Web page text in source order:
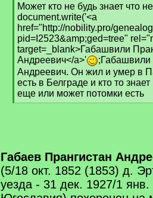
[
q
]
Может кто не будь знает что
document.write('<a
href="http://nobility.pro/
pid=I2523&amp;ged=tree"
target=_blank>Габашвили
Андреевич</a>'
;Габашвили
Андреевич. Он жил и умер в
есть в Белграде и кто то
еще или может потомки есть
[
Габаев Прангистан
(5/18 окт. 1852 (1853) д.
уезда - 31 дек. 1927/1